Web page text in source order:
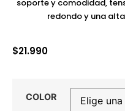
soporte y comodidad,
redondo y una
$21.990
COLOR